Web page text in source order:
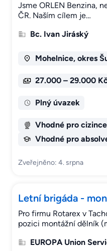
Jsme ORLEN Benzina,
ČR. Naším cílem je…
Bc. Ivan Jiráský
Mohelnice, okres
27.000 – 29.000 Kč
Plný úvazek
Vhodné pro cizince
Vhodné pro
Zveřejněno: 4. srpna
Letní brigáda -
Pro firmu Rotarex v
pozici montážní dělník
EUROPA Union